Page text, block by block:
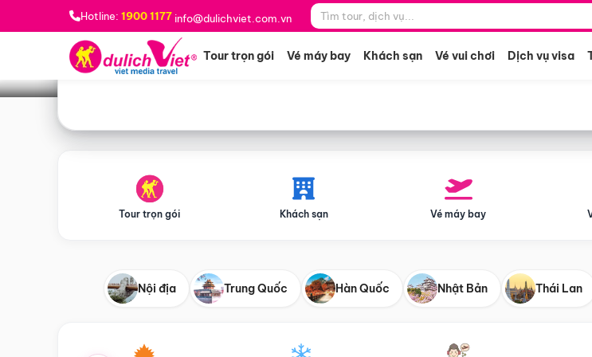
Hotline: 1900 1177 info@dulichviet.com.vn
Tour trọn gói Vé máy bay Khách sạn Vé vui chơi Dịch vụ visa
Bạn muốn đi đâu? *
Tour trọn gói Khách sạn Vé máy bay
Nội địa Trung Quốc Hàn Quốc Nhật Bản Thái Lan